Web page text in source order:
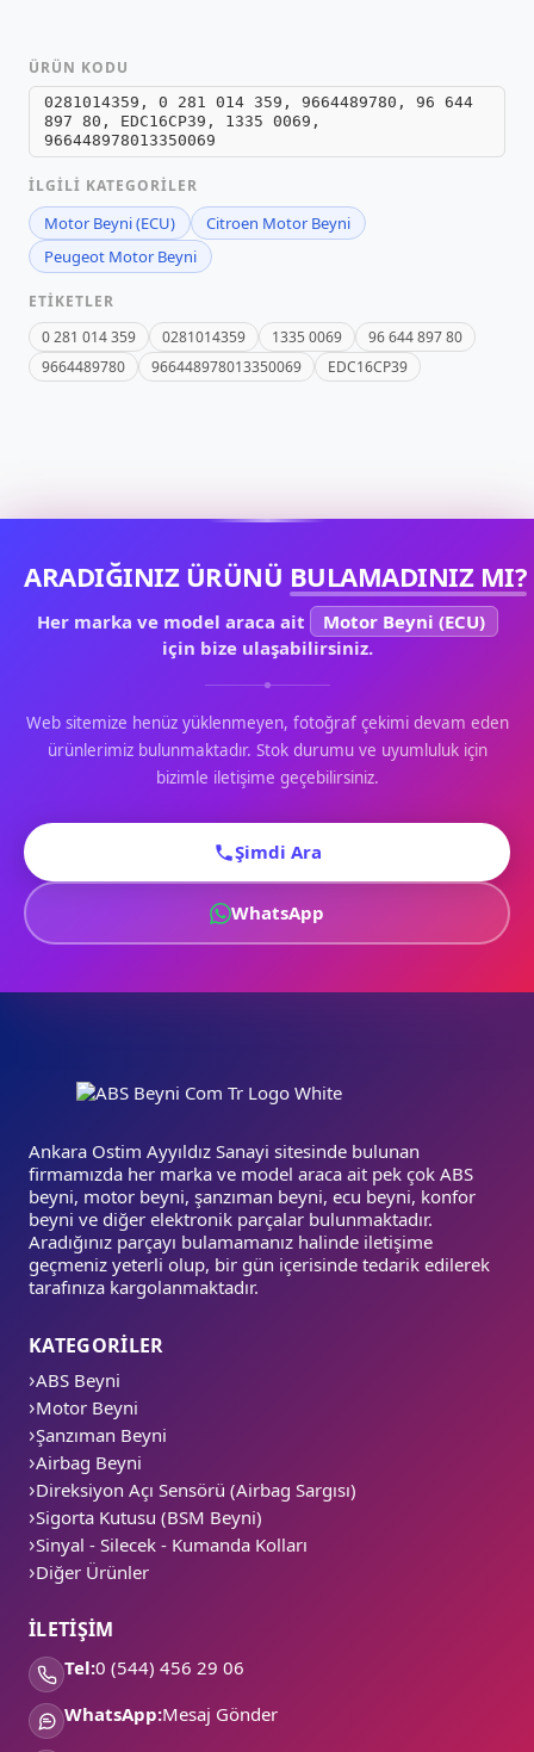
ÜRÜN KODU
0281014359, 0 281 014 359, 9664489780, 96 644
897 80, EDC16CP39, 1335 0069,
966448978013350069
İLGILI KATEGORILER
Motor Beyni (ECU)
Citroen Motor Beyni
Peugeot Motor Beyni
ETIKETLER
0 281 014 359
0281014359 1335 0069
96 644 897 80
9664489780
966448978013350069 EDC16CP39
ARADIĞINIZ ÜRÜNÜ BULAMADINIZ MI?
Her marka ve model araca ait
Motor Beyni (ECU)
için bize ulaşabilirsiniz.
Web sitemize henüz yüklenmeyen, fotoğraf çekimi devam eden
ürünlerimiz bulunmaktadır. Stok durumu ve uyumluluk için
bizimle iletişime geçebilirsiniz.
Şimdi Ara
WhatsApp
Ankara Ostim Ayyıldız Sanayi sitesinde bulunan
firmamızda her marka ve model araca ait pek çok ABS
beyni, motor beyni, şanzıman beyni, ecu beyni, konfor
beyni ve diğer elektronik parçalar bulunmaktadır.
Aradığınız parçayı bulamamanız halinde iletişime
geçmeniz yeterli olup, bir gün içerisinde tedarik edilerek
tarafınıza kargolanmaktadır.
KATEGORİLER
ABS Beyni
Motor Beyni
Şanzıman Beyni
Airbag Beyni
Direksiyon Açı Sensörü (Airbag Sargısı)
Sigorta Kutusu (BSM Beyni)
Sinyal - Silecek - Kumanda Kolları
Diğer Ürünler
İLETİŞİM
Tel:0 (544) 456 29 06
WhatsApp:Mesaj Gönder